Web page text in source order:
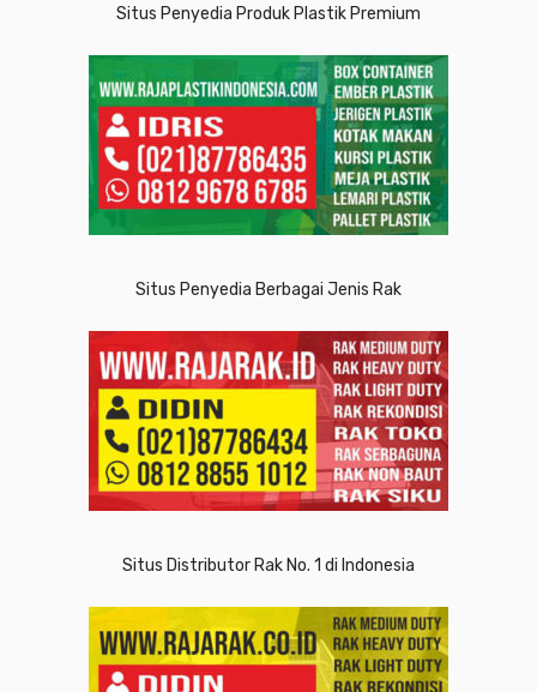
Situs Penyedia Produk Plastik Premium
Situs Penyedia Berbagai Jenis Rak
Situs Distributor Rak No. 1 di Indonesia